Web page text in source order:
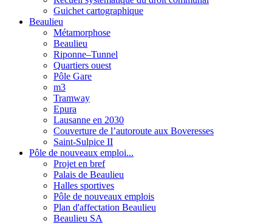
Guichet cartographique
Beaulieu
Métamorphose
Beaulieu
Riponne–Tunnel
Quartiers ouest
Pôle Gare
m3
Tramway
Epura
Lausanne en 2030
Couverture de l’autoroute aux Boveresses
Saint-Sulpice II
Pôle de nouveaux emploi...
Projet en bref
Palais de Beaulieu
Halles sportives
Pôle de nouveaux emplois
Plan d'affectation Beaulieu
Beaulieu SA